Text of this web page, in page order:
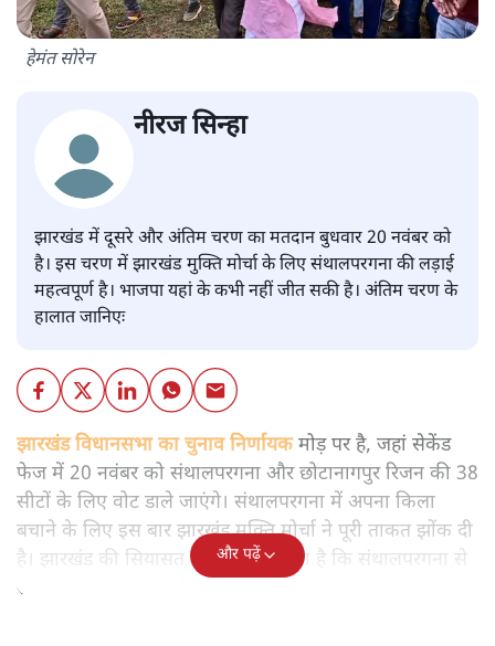
हेमंत सोरेन
नीरज सिन्हा
झारखंड में दूसरे और अंतिम चरण का मतदान बुधवार 20 नवंबर को
है। इस चरण में झारखंड मुक्ति मोर्चा के लिए संथालपरगना की लड़ाई
महत्वपूर्ण है। भाजपा यहां के कभी नहीं जीत सकी है। अंतिम चरण के
हालात जानिएः
झारखंड विधानसभा का चुनाव निर्णायकमोड़ पर है, जहां सेकेंड
फेज में 20 नवंबर को संथालपरगना और छोटानागपुर रिजन की 38
सीटों के लिए वोट डाले जाएंगे। संथालपरगना में अपना किला
बचाने के लिए इस बार झारखंड मुक्ति मोर्चा ने पूरी ताकत झोंक दी
है। झारखंड की सियासत में यह माना जाता है कि संथालपरगना से
सत्ता का रास्ता गुजरता है।
और पढ़ें